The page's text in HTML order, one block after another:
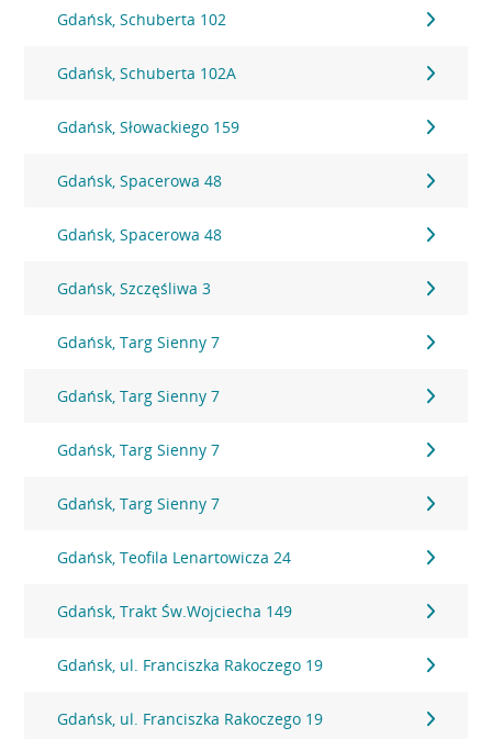
Gdańsk, Schuberta 102
Gdańsk, Schuberta 102A
Gdańsk, Słowackiego 159
Gdańsk, Spacerowa 48
Gdańsk, Spacerowa 48
Gdańsk, Szczęśliwa 3
Gdańsk, Targ Sienny 7
Gdańsk, Targ Sienny 7
Gdańsk, Targ Sienny 7
Gdańsk, Targ Sienny 7
Gdańsk, Teofila Lenartowicza 24
Gdańsk, Trakt Św.Wojciecha 149
Gdańsk, ul. Franciszka Rakoczego 19
Gdańsk, ul. Franciszka Rakoczego 19